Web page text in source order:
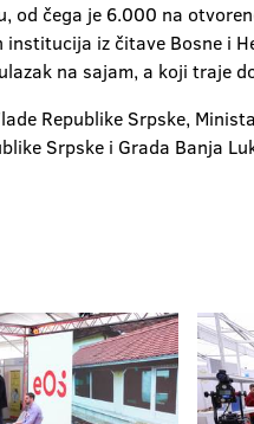
čega je 6.000 na
iz čitave Bosne i
na sajam, a koji traje
Republike Srpske,
Srpske i Grada Banja